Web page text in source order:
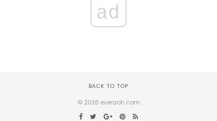
ad
BACK TO TOP
© 2026 everaoh.com